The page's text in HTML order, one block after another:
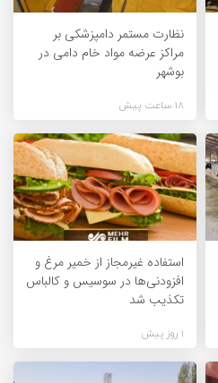
نظارت مستمر دامپزشکی بر
مراکز عرضه مواد خام دامی در
بوشهر
18 ساعت پیش
استفاده غیرمجاز از خمیر مرغ و
افزودنی‌ها در سوسیس و کالباس
تکذیب شد
1 روز پیش